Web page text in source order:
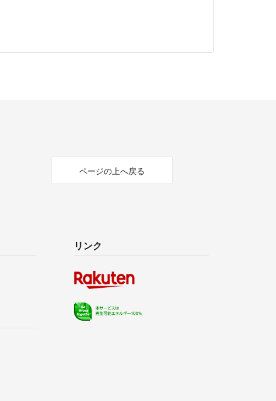
ページの上へ戻る
リンク